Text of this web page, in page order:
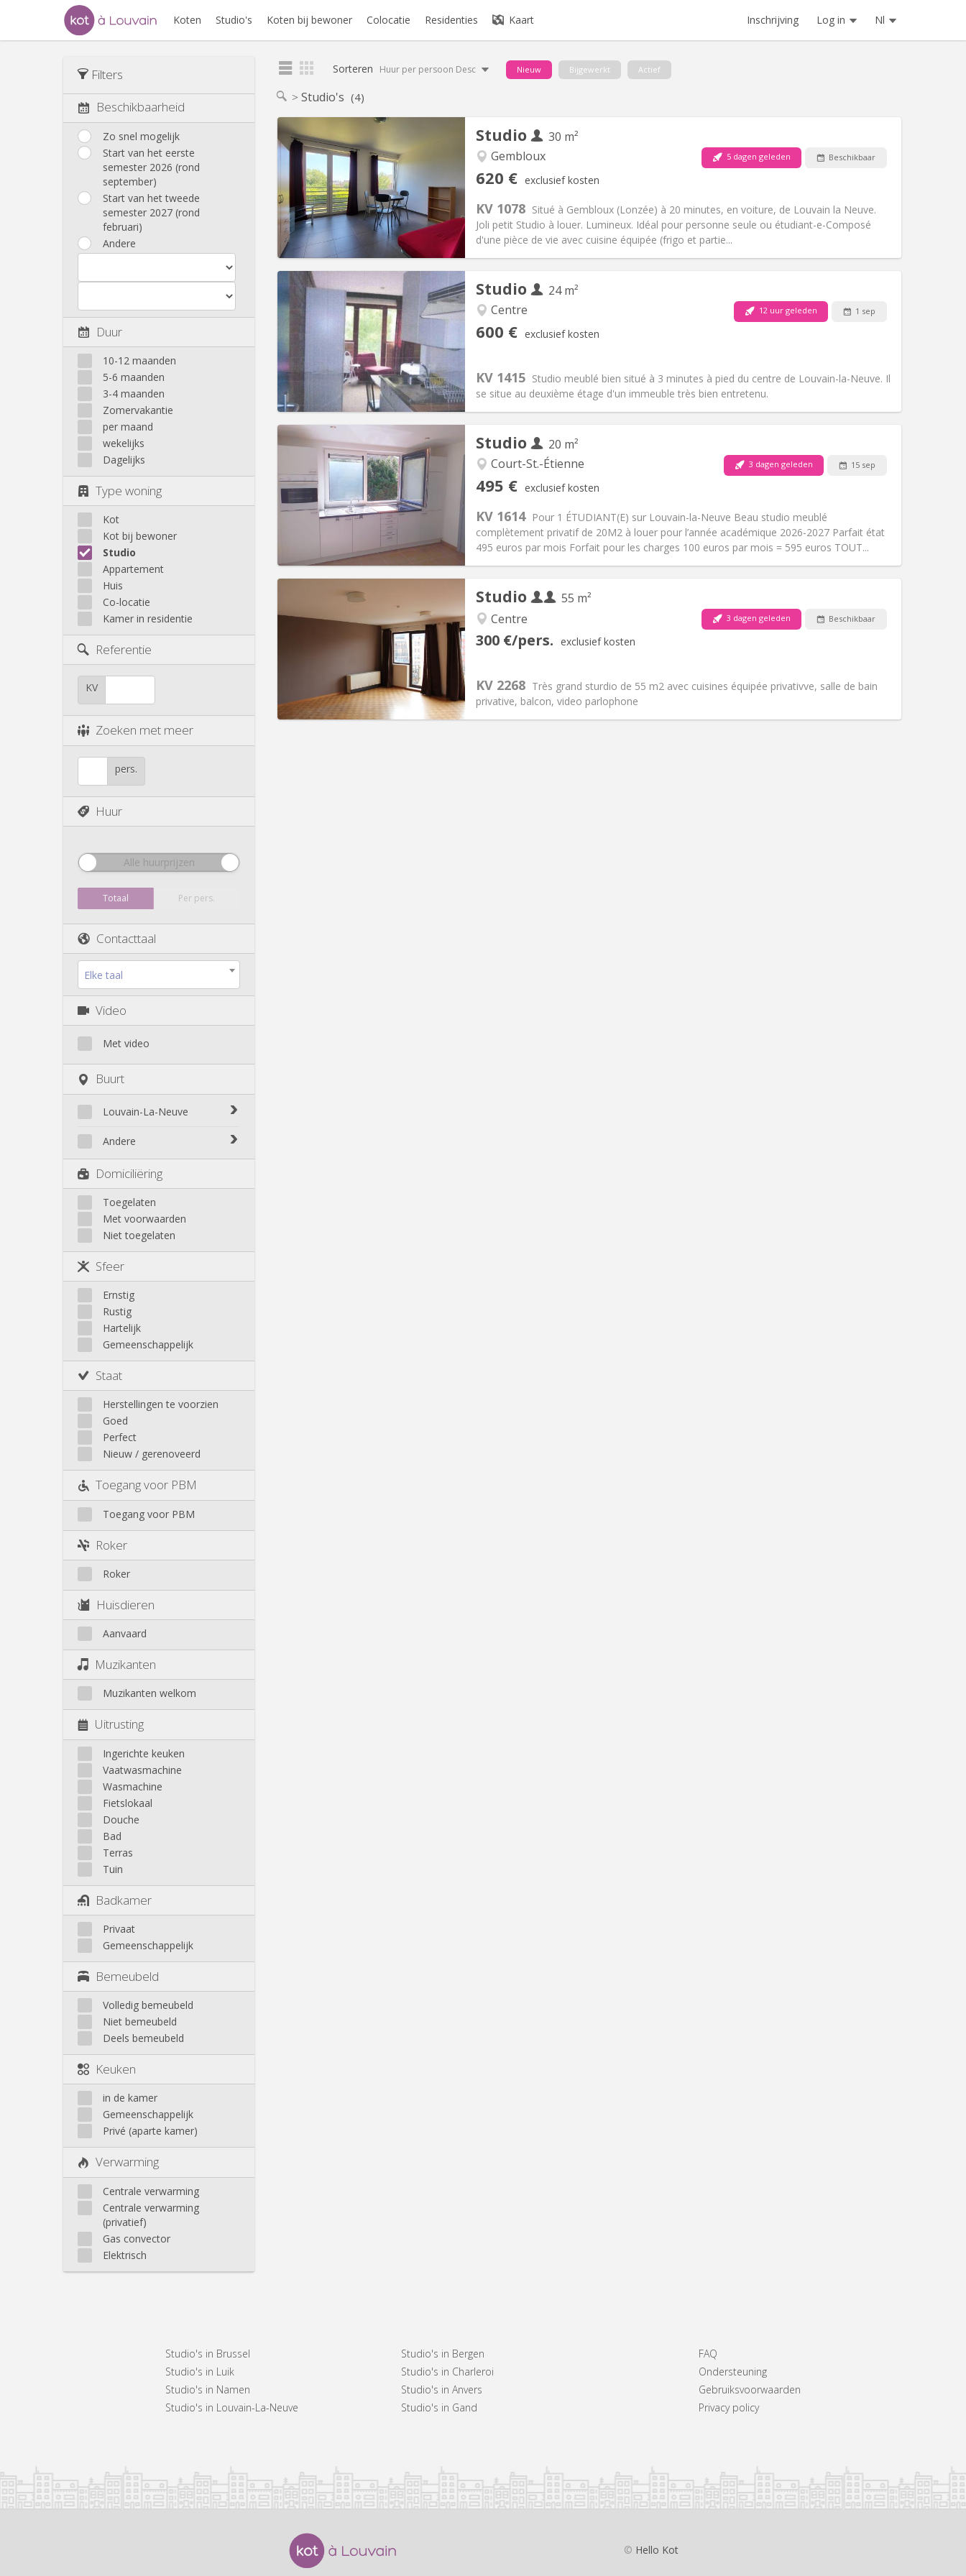
Koten Studio's Koten bij bewoner Colocatie Residenties Kaart Inschrijving Log in Nl
Filters
Beschikbaarheid
Zo snel mogelijk
Start van het eerste
semester 2026 (rond
september)
Start van het tweede
semester 2027 (rond
februari)
Andere
Duur
10-12 maanden
5-6 maanden
3-4 maanden
Zomervakantie
per maand
wekelijks
Dagelijks
Type woning
Kot
Kot bij bewoner
Studio
Appartement
Huis
Co-locatie
Kamer in residentie
Referentie
KV
Zoeken met meer
pers.
Huur
Alle huurprijzen
Totaal Per pers.
Contacttaal
Elke taal
Video
Met video
Buurt
Louvain-La-Neuve
Biéreau
Centre
L'Hocaille
La Baraque
Lauzelle
Les Bruyères
Andere
Genappe
Mont-Saint-Guibert
Nivelles
Ottignies
Rixensart
Walhain
Wavre
Buiten Louvain-La-Neuve
Domiciliëring
Toegelaten
Met voorwaarden
Niet toegelaten
Sfeer
Ernstig
Rustig
Hartelijk
Gemeenschappelijk
Staat
Herstellingen te voorzien
Goed
Perfect
Nieuw / gerenoveerd
Toegang voor PBM
Toegang voor PBM
Roker
Roker
Huisdieren
Aanvaard
Muzikanten
Muzikanten welkom
Uitrusting
Ingerichte keuken
Vaatwasmachine
Wasmachine
Fietslokaal
Douche
Bad
Terras
Tuin
Badkamer
Privaat
Gemeenschappelijk
Bemeubeld
Volledig bemeubeld
Niet bemeubeld
Deels bemeubeld
Keuken
in de kamer
Gemeenschappelijk
Privé (aparte kamer)
Verwarming
Centrale verwarming
Centrale verwarming
(privatief)
Gas convector
Elektrisch
Sorteren Huur per persoon Desc Nieuw Bijgewerkt Actief
Studio's (4)
Studio
30 m²
Gembloux
620 € exclusief kosten
5 dagen geleden Beschikbaar
KV 1078 Situé à Gembloux (Lonzée) à 20 minutes, en voiture, de Louvain la Neuve.
Joli petit Studio à louer. Lumineux. Idéal pour personne seule ou étudiant-e-Composé
d'une pièce de vie avec cuisine équipée (frigo et partie...
Praktische Informatie
Huur:620 €
Kosten:150 €
Duur:12 maanden
Domiciliëring:
Inrichting
Badkamer:Privaat
Oppervlakte:30 m2
Andere
Sfeer:Rustig
Huisdieren:Nee
Studio
24 m²
Centre
600 € exclusief kosten
12 uur geleden 1 sep
KV 1415 Studio meublé bien situé à 3 minutes à pied du centre de Louvain-la-Neuve. Il
se situe au deuxième étage d'un immeuble très bien entretenu.
Praktische Informatie
Huur: 600 €
Kosten: 45 €
Duur: 12 maanden
Domiciliëring:Nee
Inrichting
Oppervlakte:24 m2
Andere
Huisdieren:Nee
Studio
20 m²
Court-St.-Étienne
495 € exclusief kosten
3 dagen geleden 15 sep
KV 1614 Pour 1 ÉTUDIANT(E) sur Louvain-la-Neuve Beau studio meublé
complètement privatif de 20M2 à louer pour l’année académique 2026-2027 Parfait état
495 euros par mois Forfait pour les charges 100 euros par mois = 595 euros TOUT...
Praktische Informatie
495 €
Kosten:100 €
Duur:12 maanden
Domiciliëring: Nee
Inrichting
Badkamer:Privaat
Oppervlakte:20 m2
Andere
Sfeer:Rustig
Huisdieren:Nee
Studio
55 m²
Centre
300 €/pers. exclusief kosten
3 dagen geleden Beschikbaar
KV 2268 Très grand sturdio de 55 m2 avec cuisines équipée privativve, salle de bain
privative, balcon, video parlophone
Praktische Informatie
600 € (300 €/pers.)
70 € (35 €/pers.)
12 maanden
Toegelaten
Inrichting
Oppervlakte:55 m2
Huisdieren:Nee
Studio's in Brussel
Studio's in Luik
Studio's in Namen
Studio's in Louvain-La-Neuve
Studio's in Bergen
Studio's in Charleroi
Studio's in Anvers
Studio's in Gand
FAQ
Ondersteuning
Gebruiksvoorwaarden
Privacy policy
© Hello Kot